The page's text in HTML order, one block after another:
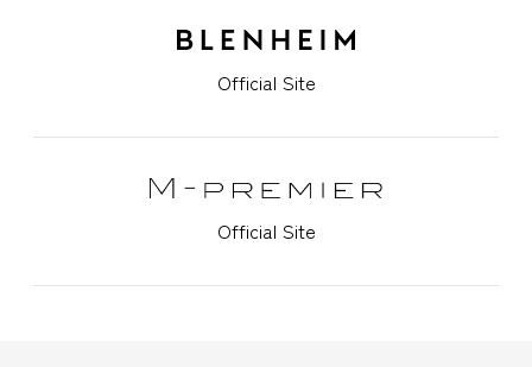
Official Site
Official Site